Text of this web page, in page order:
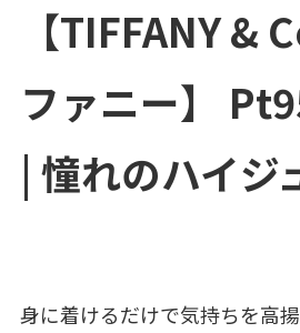
【TIFFANY &
ファニー】
| 憧れのハイジ
身に着けるだけで気持ちを高